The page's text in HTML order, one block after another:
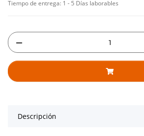
Tiempo de entrega: 1 - 5 Días laborables
Descripción